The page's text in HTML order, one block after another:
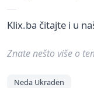
Klix.ba čitajte i u
Znate nešto više o
Neda Ukraden